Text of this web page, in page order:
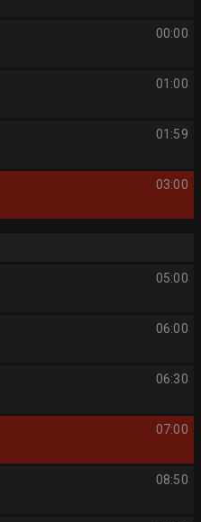
00:00
01:00
01:59
03:00
05:00
06:00
06:30
07:00
08:50